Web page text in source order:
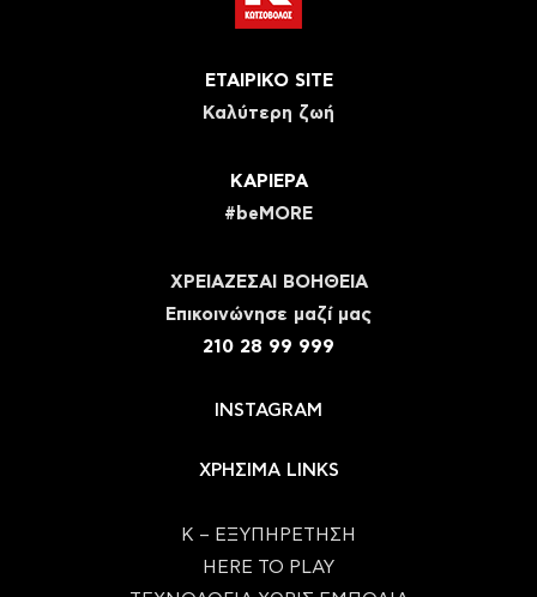
ΕΤΑΙΡΙΚΟ SITE
Καλύτερη ζωή
ΚΑΡΙΕΡΑ
#beMORE
ΧΡΕΙΑΖΕΣΑΙ ΒΟΗΘΕΙΑ
Eπικοινώνησε μαζί μας
210 28 99 999
INSTAGRAM
ΧΡΗΣΙΜΑ LINKS
Κ – ΕΞΥΠΗΡΕΤΗΣΗ
HERE TO PLAY